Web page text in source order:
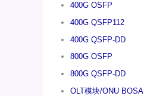
400G OSFP
400G QSFP112
400G QSFP-DD
800G OSFP
800G QSFP-DD
OLT模块/ONU BOSA